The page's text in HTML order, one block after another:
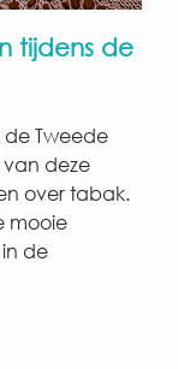
tijdens de
Tweede
van deze
over tabak.
mooie
de